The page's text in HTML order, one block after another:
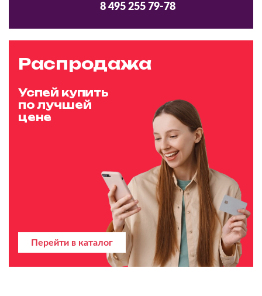
8 495 255 79-78
Распродажа
Успей купить
по лучшей
цене
Перейти в каталог